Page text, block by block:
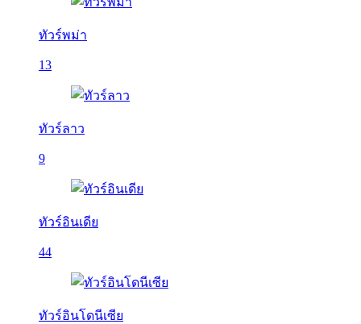
ทัวร์พม่า
13
ทัวร์ลาว
9
ทัวร์อินเดีย
44
ทัวร์อินโดนีเซีย